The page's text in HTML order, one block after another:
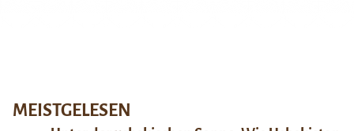
MEISTGELESEN